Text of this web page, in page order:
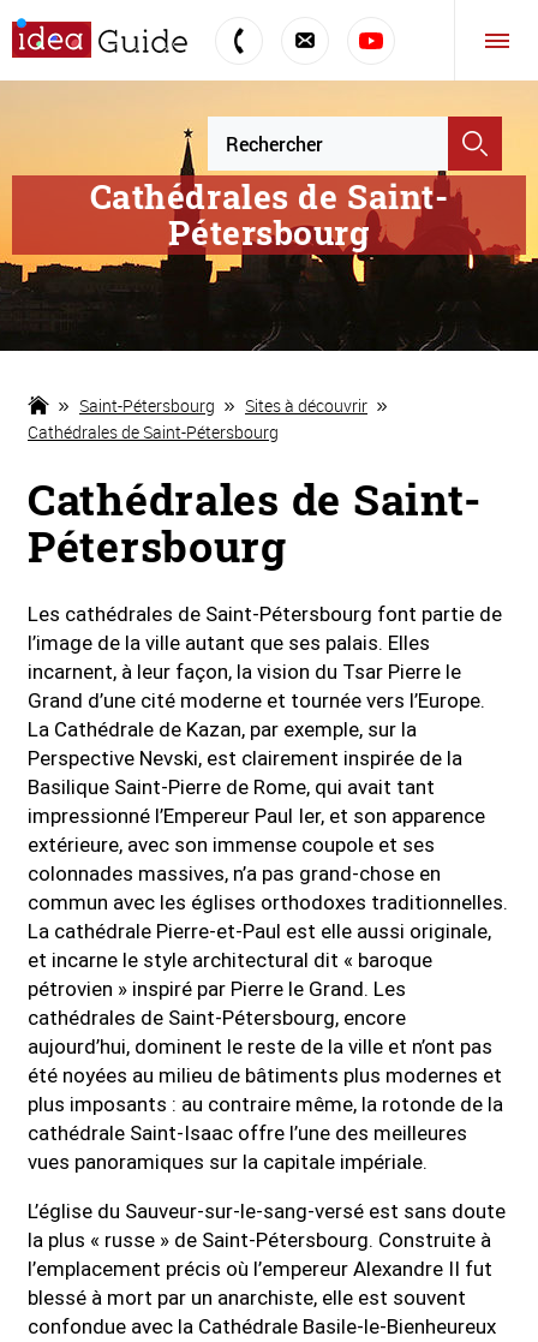
Cathédrales de Saint-
Pétersbourg
Saint-Pétersbourg
Sites à découvrir
Cathédrales de Saint-Pétersbourg
Cathédrales de Saint-
Pétersbourg
Les cathédrales de Saint-Pétersbourg font partie de
l’image de la ville autant que ses palais. Elles
incarnent, à leur façon, la vision du Tsar Pierre le
Grand d’une cité moderne et tournée vers l’Europe.
La Cathédrale de Kazan, par exemple, sur la
Perspective Nevski, est clairement inspirée de la
Basilique Saint-Pierre de Rome, qui avait tant
impressionné l’Empereur Paul Ier, et son apparence
extérieure, avec son immense coupole et ses
colonnades massives, n’a pas grand-chose en
commun avec les églises orthodoxes traditionnelles.
La cathédrale Pierre-et-Paul est elle aussi originale,
et incarne le style architectural dit « baroque
pétrovien » inspiré par Pierre le Grand. Les
cathédrales de Saint-Pétersbourg, encore
aujourd’hui, dominent le reste de la ville et n’ont pas
été noyées au milieu de bâtiments plus modernes et
plus imposants : au contraire même, la rotonde de la
cathédrale Saint-Isaac offre l’une des meilleures
vues panoramiques sur la capitale impériale.
L’église du Sauveur-sur-le-sang-versé est sans doute
la plus « russe » de Saint-Pétersbourg. Construite à
l’emplacement précis où l’empereur Alexandre II fut
blessé à mort par un anarchiste, elle est souvent
confondue avec la Cathédrale Basile-le-Bienheureux